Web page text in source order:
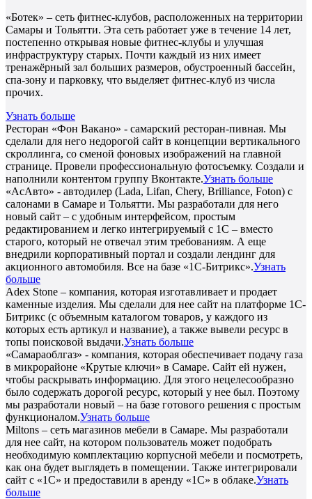
«Ботек» – сеть фитнес-клубов, расположенных на территории
Самары и Тольятти. Эта сеть работает уже в течение 14 лет,
постепенно открывая новые фитнес-клубы и улучшая
инфраструктуру старых. Почти каждый из них имеет
тренажёрный зал больших размеров, обустроенный бассейн,
спа-зону и парковку, что выделяет фитнес-клуб из числа
прочих.
Узнать больше
Ресторан «Фон Вакано» - самарский ресторан-пивная. Мы
сделали для него недорогой сайт в концепции вертикального
скроллинга, со сменой фоновых изображений на главной
странице. Провели профессиональную фотосъемку. Создали и
наполнили контентом группу Вконтакте.Узнать больше
«АсАвто» - автодилер (Lada, Lifan, Chery, Brilliance, Foton) с
салонами в Самаре и Тольятти. Мы разработали для него
новый сайт – с удобным интерфейсом, простым
редактированием и легко интегрируемый с 1С – вместо
старого, который не отвечал этим требованиям. А еще
внедрили корпоративный портал и создали лендинг для
акционного автомобиля. Все на базе «1С-Битрикс».Узнать
больше
Adex Stone – компания, которая изготавливает и продает
каменные изделия. Мы сделали для нее сайт на платформе 1С-
Битрикс (с объемным каталогом товаров, у каждого из
которых есть артикул и название), а также вывели ресурс в
топы поисковой выдачи.Узнать больше
«Самараоблгаз» - компания, которая обеспечивает подачу газа
в микрорайоне «Крутые ключи» в Самаре. Сайт ей нужен,
чтобы раскрывать информацию. Для этого нецелесообразно
было содержать дорогой ресурс, который у нее был. Поэтому
мы разработали новый – на базе готового решения с простым
функционалом.Узнать больше
Miltons – сеть магазинов мебели в Самаре. Мы разработали
для нее сайт, на котором пользователь может подобрать
необходимую комплектацию корпусной мебели и посмотреть,
как она будет выглядеть в помещении. Также интегрировали
сайт с «1С» и предоставили в аренду «1С» в облаке.Узнать
больше